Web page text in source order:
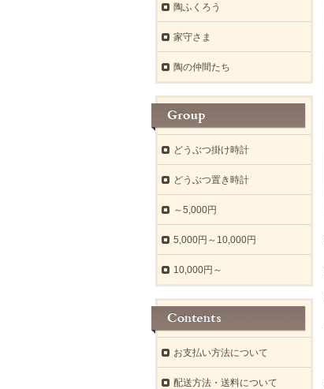
陶ふくろう
家守さま
陶の仲間たち
どうぶつ掛け時計
どうぶつ置き時計
～5,000円
5,000円～10,000円
10,000円～
お支払い方法について
配送方法・送料について